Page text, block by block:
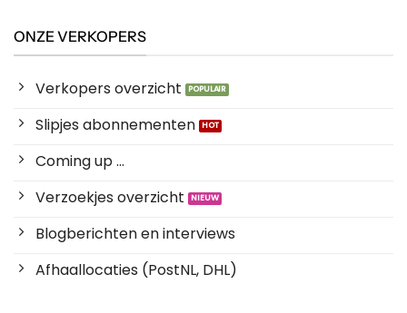
ONZE VERKOPERS
Verkopers overzicht
Slipjes abonnementen
Coming up ...
Verzoekjes overzicht
Blogberichten en interviews
Afhaallocaties (PostNL, DHL)